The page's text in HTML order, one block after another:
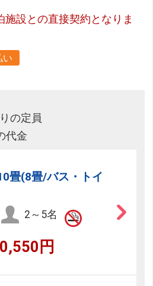
施設との直接契約となりま
い
の定員
代金
畳(8畳/バス・トイ
2～5名
円